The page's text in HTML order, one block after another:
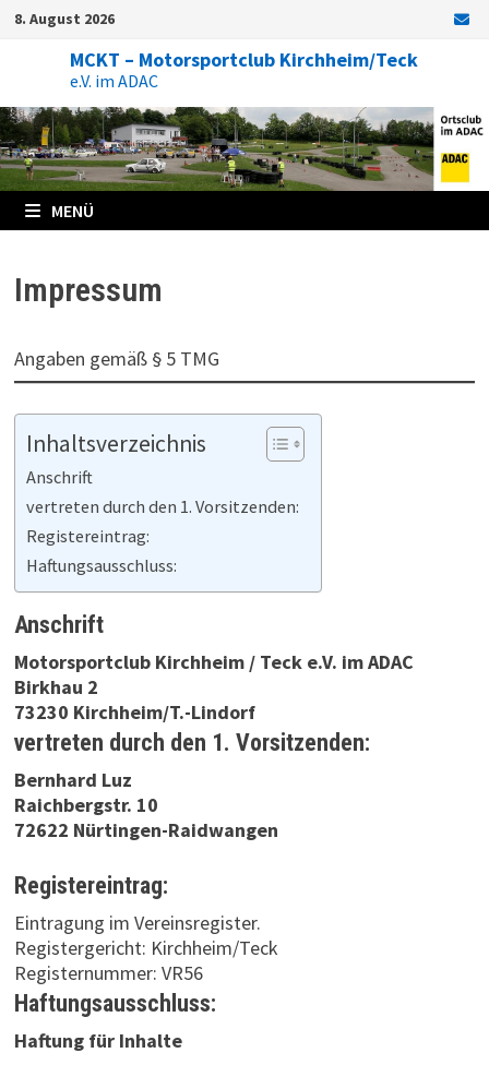
Zum8. August 2026
MCKT – Motorsportclub Kirchheim/Teck
e.V. im ADAC
MENÜ
Impressum
Angaben gemäß § 5 TMG
Inhaltsverzeichnis
Anschrift
vertreten durch den 1. Vorsitzenden:
Registereintrag:
Haftungsausschluss:
Anschrift
Motor­sportclub Kirchheim / Teck e.V. im ADAC
Birkhau 2
73230 Kirchheim/T.-Lindorf
vertreten durch den 1. Vorsitzenden:
Bernhard Luz
Raichbergstr. 10
72622 Nürtingen-Raidwangen
Registereintrag:
Eintragung im Vereinsregister.
Registergericht: Kirchheim/Teck
Registernummer: VR56
Haftungsausschluss:
Haftung für Inhalte